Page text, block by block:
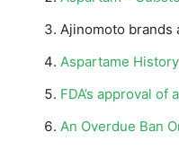
Ajinomoto brands
Aspartame
FDA’s approval
An Overdue Ban